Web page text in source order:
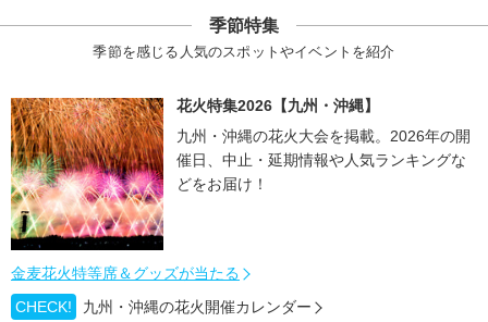
季節特集
季節を感じる人気のスポットやイベントを紹介
花火特集2026【九州・沖縄】
九州・沖縄の花火大会を掲載。2026年の開
催日、中止・延期情報や人気ランキングな
どをお届け！
金麦花火特等席＆グッズが当たる
CHECK!
九州・沖縄の花火開催カレンダー